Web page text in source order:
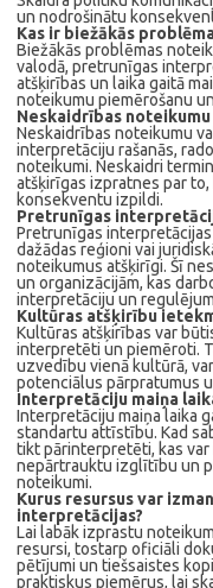
un nodrošinātu
Kas ir biežākās
Biežākās problēmas
valodā, pretrunīgas
atšķirības un laika gaitā
noteikumu piemērošanu
Neskaidrības
Neskaidrības noteikumu
interpretāciju rašanās,
noteikumi. Neskaidri
atšķirīgas izpratnes par
konsekventu izpildi.
Pretrunīgas
Pretrunīgas interpretācijas
dažādas reģioni vai
noteikumus atšķirīgi. Šī
un organizācijām, kas
interpretāciju un
Kultūras atšķirību
Kultūras atšķirības var
interpretēti un piemēroti.
uzvedību vienā kultūrā,
potenciālus pārpratumus
Interpretāciju maiņa
Interpretāciju maiņa laika
standartu attīstību. Kad
tikt pārinterpretēti, kas
nepārtrauktu izglītību un
noteikumi.
Kurus resursus var
interpretācijas?
Lai labāk izprastu
resursi, tostarp oficiāli
pētījumi un tiešsaistes
praktiskus piemērus, lai